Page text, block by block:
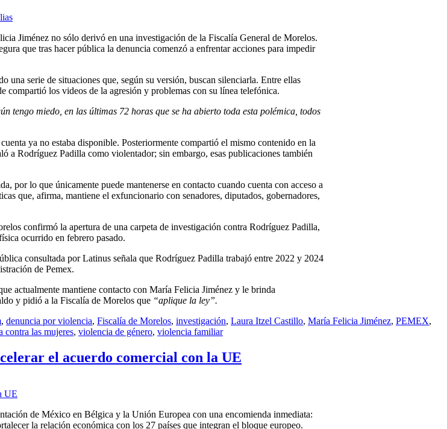
Jiménez no sólo derivó en una investigación de la Fiscalía General de Morelos.
que tras hacer pública la denuncia comenzó a enfrentar acciones para impedir
serie de situaciones que, según su versión, buscan silenciarla. Entre ellas
los videos de la agresión y problemas con su línea telefónica.
tengo miedo, en las últimas 72 horas que se ha abierto toda esta polémica, todos
ya no estaba disponible. Posteriormente compartió el mismo contenido en la
Rodríguez Padilla como violentador; sin embargo, esas publicaciones también
por lo que únicamente puede mantenerse en contacto cuando cuenta con acceso a
que, afirma, mantiene el exfuncionario con senadores, diputados, gobernadores,
confirmó la apertura de una carpeta de investigación contra Rodríguez Padilla,
ocurrido en febrero pasado.
consultada por Latinus señala que Rodríguez Padilla trabajó entre 2022 y 2024
de Pemex.
actualmente mantiene contacto con María Felicia Jiménez y le brinda
y pidió a la Fiscalía de Morelos que “aplique la ley”.
, denuncia por violencia, Fiscalía de Morelos, investigación, Laura Itzel Castillo, María Felicia Jiménez, PEMEX,
contra las mujeres, violencia de género, violencia familiar
el acuerdo comercial con la UE
de México en Bélgica y la Unión Europea con una encomienda inmediata:
la relación económica con los 27 países que integran el bloque europeo.